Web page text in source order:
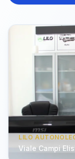
LILO
Viale Campi